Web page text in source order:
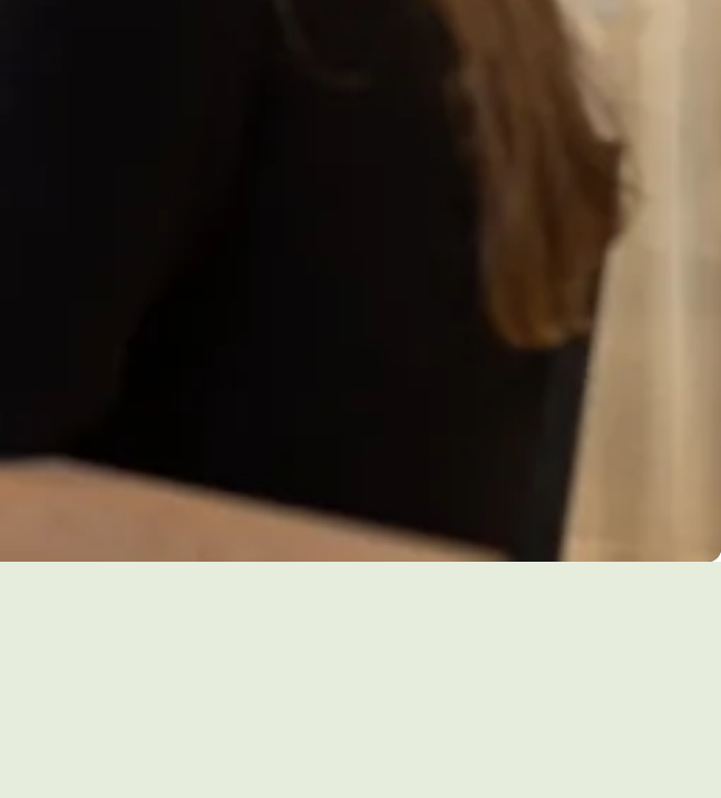
lön – ett skyddsnät som gör det lättare att söka nästa uppdrag i lugn och ro.
Du behöver ha varit medlem i minst 12 månader för att få inkomstbaserad